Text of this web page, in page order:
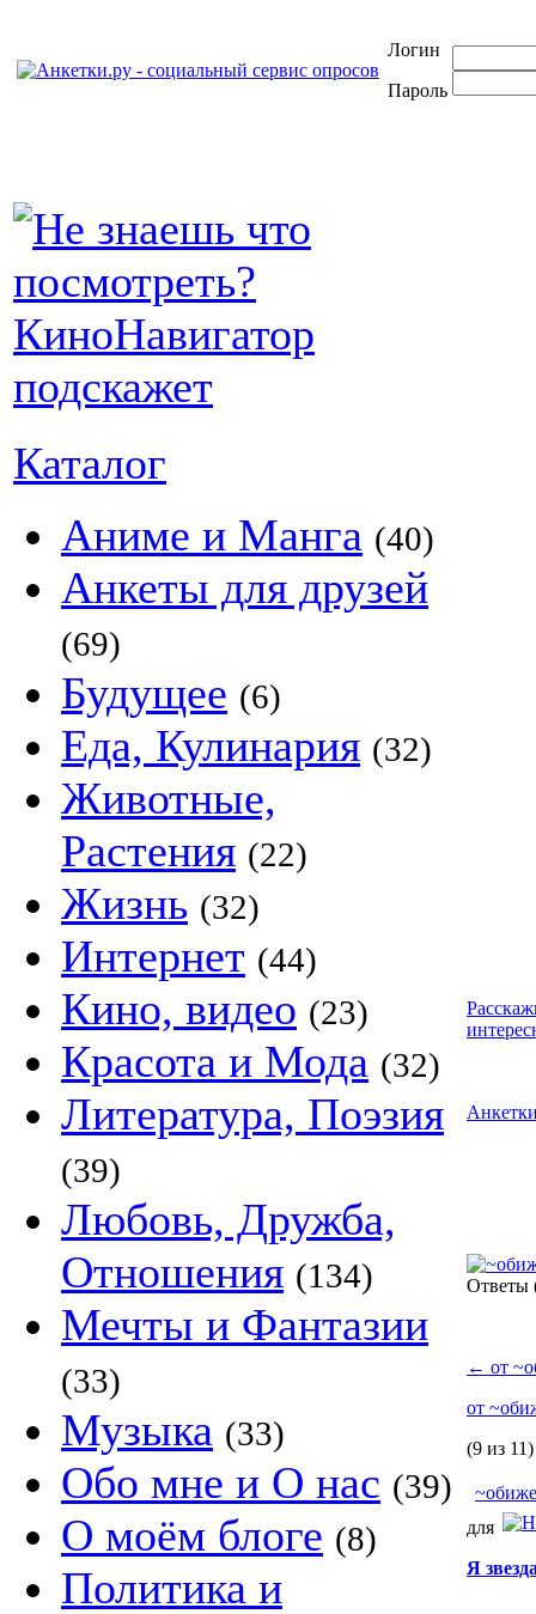
Логин
Пароль
Каталог
Аниме и Манга (40)
Анкеты для друзей
(69)
Будущее (6)
Еда, Кулинария (32)
Животные,
Растения (22)
Жизнь (32)
Интернет (44)
Кино, видео (23)
Красота и Мода (32)
Литература, Поэзия
(39)
Любовь, Дружба,
Отношения (134)
Мечты и Фантазии
(33)
Музыка (33)
Обо мне и О нас (39)
О моём блоге (8)
Политика и
Ответы
← от
от
(9 из 11)
для
Я